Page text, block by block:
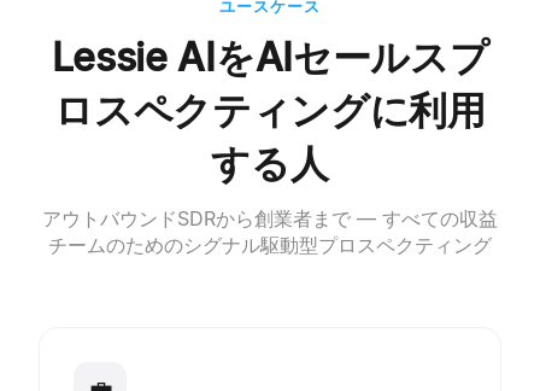
ユースケース
Lessie AIをAIセールスプ
ロスペクティングに利用
する人
アウトバウンドSDRから創業者まで — すべての収益
チームのためのシグナル駆動型プロスペクティング